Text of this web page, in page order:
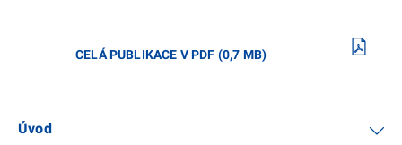
CELÁ PUBLIKACE V PDF (0,7 MB)
Úvod